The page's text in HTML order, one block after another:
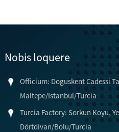
Nobis loquere
Officium: Doguskent Cadessi
Maltepe/Istanbul/Turcia
Turcia Factory: Sorkun Koyu,
Dörtdivan/Bolu/Turcia